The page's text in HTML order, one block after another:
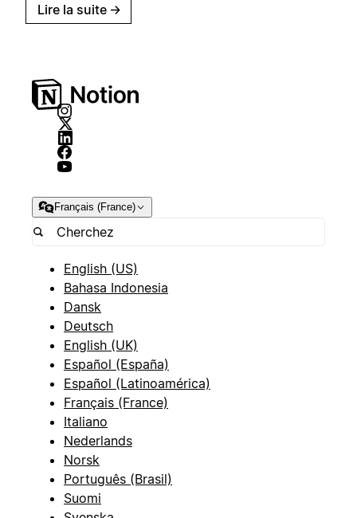
Lire la suite →
Français (France)
English (US)
Bahasa Indonesia
Dansk
Deutsch
English (UK)
Español (España)
Español (Latinoamérica)
Français (France)
Italiano
Nederlands
Norsk
Português (Brasil)
Suomi